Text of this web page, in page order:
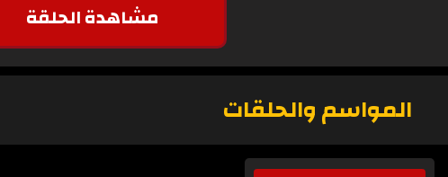
مشاهدة الحلقة
المواسم والحلقات